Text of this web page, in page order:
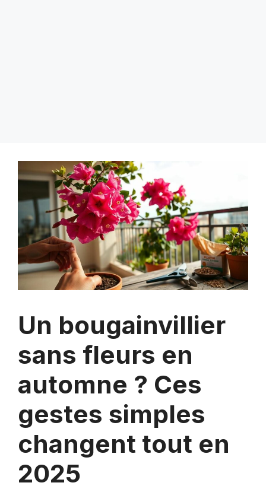
Un bougainvillier
sans fleurs en
automne ? Ces
gestes simples
changent tout en
2025